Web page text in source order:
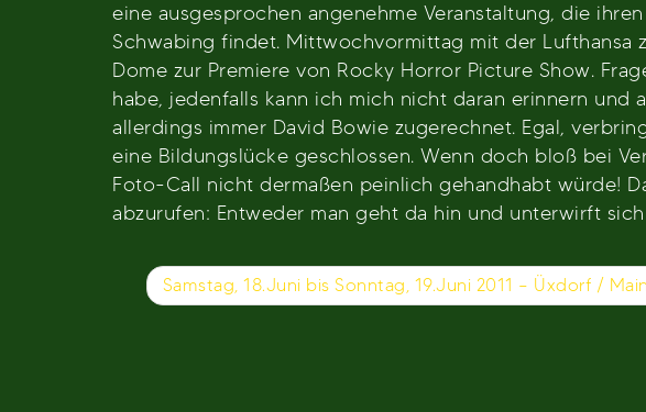
eine ausgesprochen angenehme Veranstaltung, die
Schwabing findet. Mittwochvormittag mit der Lufthansa
Dome zur Premiere von Rocky Horror Picture Show.
habe, jedenfalls kann ich mich nicht daran erinnern
allerdings immer David Bowie zugerechnet. Egal,
eine Bildungslücke geschlossen. Wenn doch bloß bei
Foto-Call nicht dermaßen peinlich gehandhabt würde!
abzurufen: Entweder man geht da hin und unterwirft
Beitragsnavigation
Samstag, 18.Juni bis Sonntag, 19.Juni 2011 – Üxdorf /